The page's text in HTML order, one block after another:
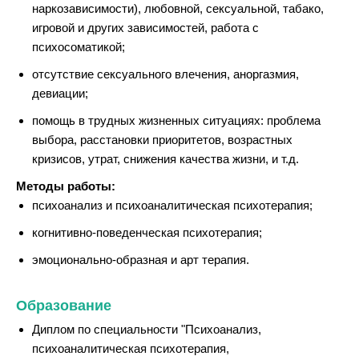
наркозависимости), любовной, сексуальной, табако,
игровой и других зависимостей, работа с
психосоматикой;
отсутствие сексуального влечения, аноргазмия,
девиации;
помощь в трудных жизненных ситуациях: проблема
выбора, расстановки приоритетов, возрастных
кризисов, утрат, снижения качества жизни, и т.д.
Методы работы:
психоанализ и психоаналитическая психотерапия;
когнитивно-поведенческая психотерапия;
эмоционально-образная и арт терапия.
Образование
Диплом по специальности "Психоанализ,
психоаналитическая психотерапия,